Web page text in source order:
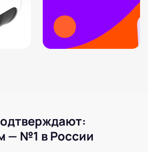
— №1 в России